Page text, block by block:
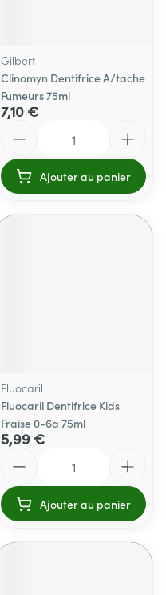
Gilbert
Clinomyn Dentifrice A/tache
Fumeurs 75ml
7,10 €
Ajouter au panier
Fluocaril
Fluocaril Dentifrice Kids
Fraise 0-6a 75ml
5,99 €
Ajouter au panier